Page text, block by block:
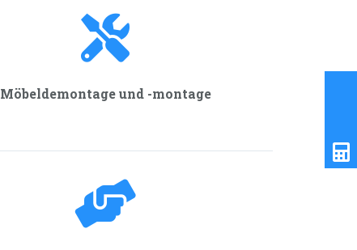
Möbeldemontage und -montage